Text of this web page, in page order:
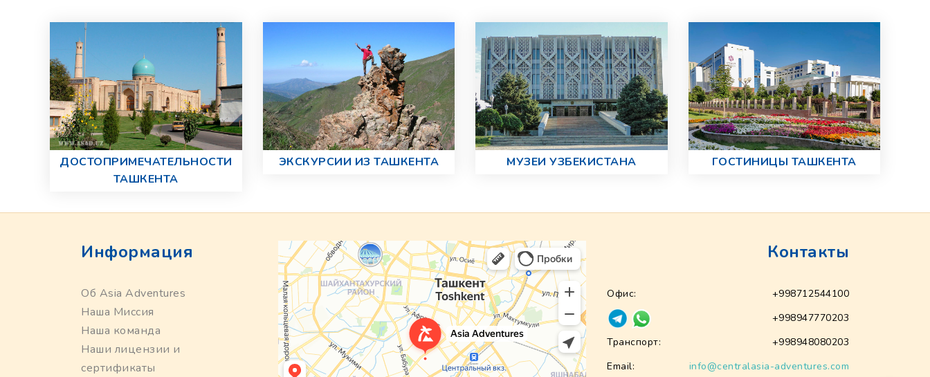
ДОСТОПРИМЕЧАТЕЛЬНОСТИ
ТАШКЕНТА
ЭКСКУРСИИ ИЗ ТАШКЕНТА МУЗЕИ УЗБЕКИСТАНА ГОСТИНИЦЫ ТАШКЕНТА
Информация
Об Asia Adventures
Наша Миссия
Наша команда
Наши лицензии и
сертификаты
Контакты
Офис:
+998712544100
+998947770203
Транспорт:
+998948080203
Email:
info@centralasia-adventures.com